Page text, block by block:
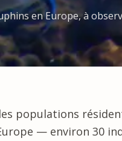
en Europe, à
populations
— environ 30